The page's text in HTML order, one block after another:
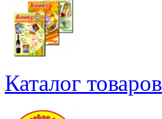
Каталог товаров